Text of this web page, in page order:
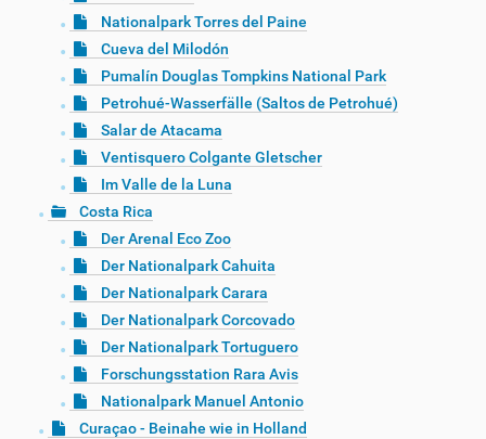
Nationalpark Torres del Paine
Cueva del Milodón
Pumalín Douglas Tompkins National Park
Petrohué-Wasserfälle (Saltos de Petrohué)
Salar de Atacama
Ventisquero Colgante Gletscher
Im Valle de la Luna
Costa Rica
Der Arenal Eco Zoo
Der Nationalpark Cahuita
Der Nationalpark Carara
Der Nationalpark Corcovado
Der Nationalpark Tortuguero
Forschungsstation Rara Avis
Nationalpark Manuel Antonio
Curaçao - Beinahe wie in Holland